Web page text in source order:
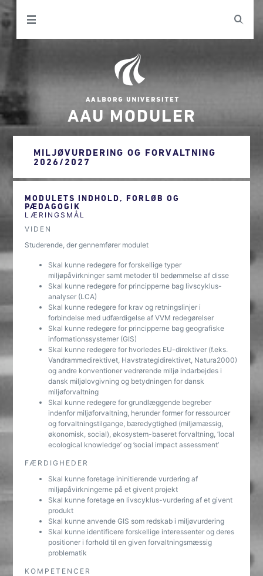
AAU MODULER
MILJØVURDERING OG FORVALTNING
2026/2027
MODULETS INDHOLD, FORLØB OG
PÆDAGOGIK
LÆRINGSMÅL
VIDEN
Studerende, der gennemfører modulet
Skal kunne redegøre for forskellige typer
miljøpåvirkninger samt metoder til bedømmelse af disse
Skal kunne redegøre for principperne bag livscyklus-
analyser (LCA)
Skal kunne redegøre for krav og retningslinjer i
forbindelse med udfærdigelse af VVM redegørelser
Skal kunne redegøre for principperne bag geografiske
informationssystemer (GIS)
Skal kunne redegøre for hvorledes EU-direktiver (f.eks.
Vandrammedirektivet, Havstrategidirektivet, Natura2000)
og andre konventioner vedrørende miljø indarbejdes i
dansk miljølovgivning og betydningen for dansk
miljøforvaltning
Skal kunne redegøre for grundlæggende begreber
indenfor miljøforvaltning, herunder former for ressourcer
og forvaltningstilgange, bæredygtighed (miljømæssig,
økonomisk, social), økosystem-baseret forvaltning, ’local
ecological knowledge’ og ’social impact assessment’
FÆRDIGHEDER
Skal kunne foretage ininitierende vurdering af
miljøpåvirkningerne på et givent projekt
Skal kunne foretage en livscyklus-vurdering af et givent
produkt
Skal kunne anvende GIS som redskab i miljøvurdering
Skal kunne identificere forskellige interessenter og deres
positioner i forhold til en given forvaltningsmæssig
problematik
KOMPETENCER